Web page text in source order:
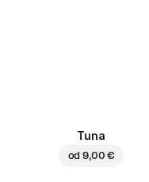
Tuna
od9,00 €